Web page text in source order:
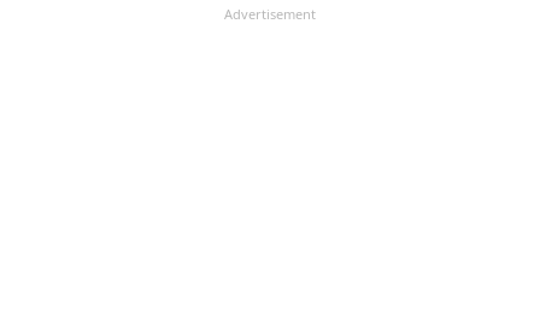
Advertisement